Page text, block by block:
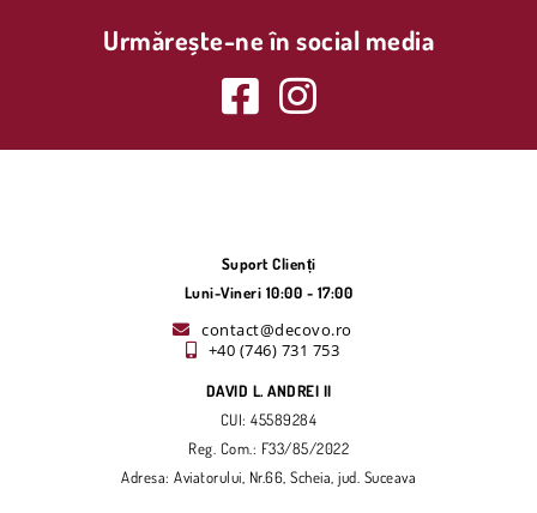
Urmărește-ne în social media
Suport Clienți
Luni-Vineri 10:00 - 17:00
contact@decovo.ro
+40 (746) 731 753
DAVID L. ANDREI II
CUI: 45589284
Reg. Com.: F33/85/2022
Adresa: Aviatorului, Nr.66, Scheia, jud. Suceava